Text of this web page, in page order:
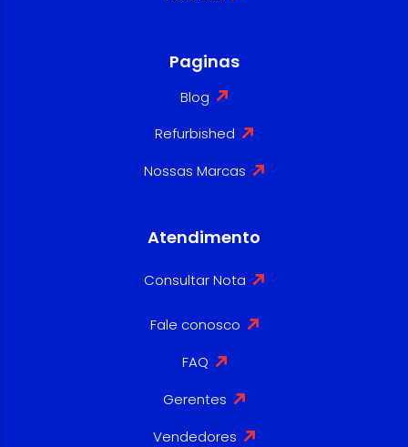
Paginas
Blog
Refurbished
Nossas Marcas
Atendimento
Consultar Nota
Fale conosco
FAQ
Gerentes
Vendedores